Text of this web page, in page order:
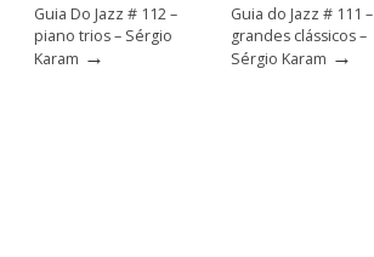
Guia Do Jazz # 112 –
piano trios – Sérgio
Karam →
Guia do Jazz # 111 –
grandes clássicos –
Sérgio Karam →